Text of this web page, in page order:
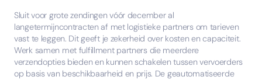
Sluit voor grote zendingen vóór december al
langetermijncontracten af met logistieke partners om tarieven
vast te leggen. Dit geeft je zekerheid over kosten en capaciteit.
Werk samen met fulfillment partners die meerdere
verzendopties bieden en kunnen schakelen tussen vervoerders
op basis van beschikbaarheid en prijs. De geautomatiseerde